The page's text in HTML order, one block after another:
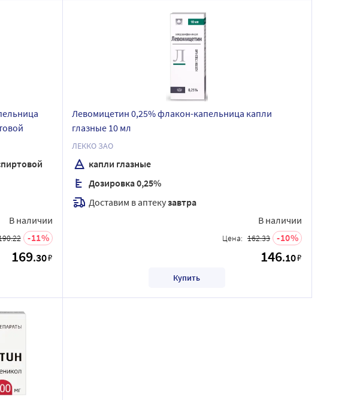
В наличии
11
169.30₽
Левомицетин 0,25% флакон-капельница капли
глазные 10 мл
ЛЕККО ЗАО
капли глазные
Дозировка 0,25%
Доставим в аптекузавтра
В наличии
Цена: 162.33 10
146.10₽
Купить